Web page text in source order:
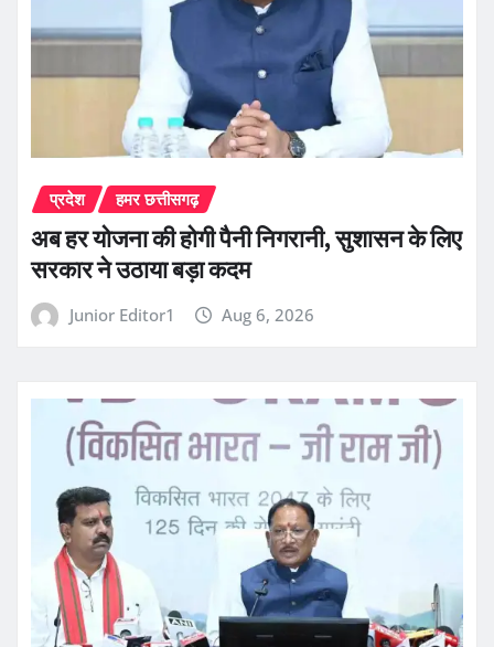
प्रदेश हमर छत्तीसगढ़
अब हर योजना की होगी पैनी निगरानी, सुशासन के लिए
सरकार ने उठाया बड़ा कदम
Junior Editor1 Aug 6, 2026